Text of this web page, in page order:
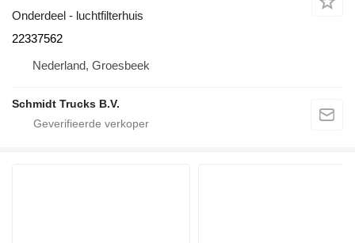
Onderdeel - luchtfilterhuis
22337562
Nederland, Groesbeek
Schmidt Trucks B.V.